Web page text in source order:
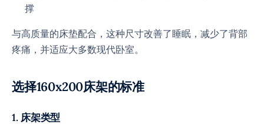
撑
与高质量的床垫配合，这种尺寸改善了睡眠，减少了背部
疼痛，并适应大多数现代卧室。
选择160x200床架的标准
1. 床架类型